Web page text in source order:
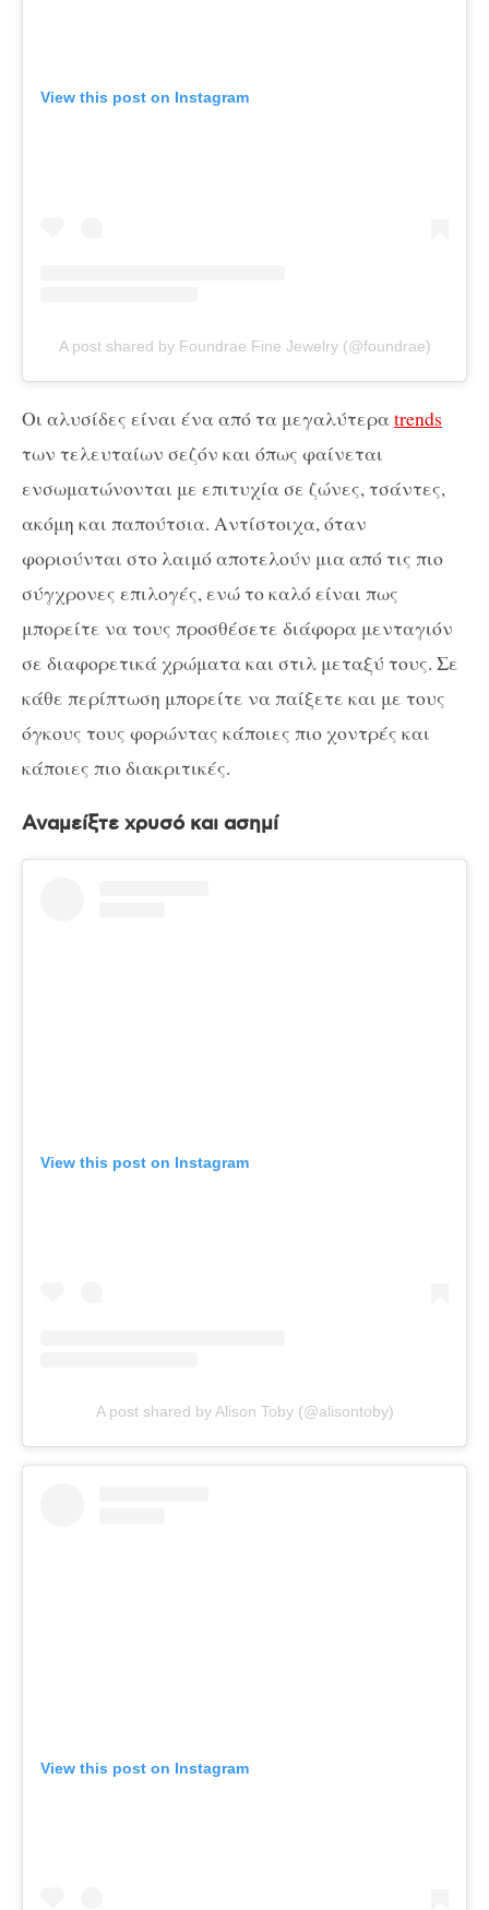
View this post on Instagram
A post shared by Foundrae Fine Jewelry (@foundrae)
Οι αλυσίδες είναι ένα από τα μεγαλύτεραtrends
των τελευταίων σεζόν και όπως φαίνεται
ενσωματώνονται με επιτυχία σε ζώνες, τσάντες,
ακόμη και παπούτσια. Αντίστοιχα, όταν
φοριούνται στο λαιμό αποτελούν μια από τις πιο
σύγχρονες επιλογές, ενώ το καλό είναι πως
μπορείτε να τους προσθέσετε διάφορα μενταγιόν
σε διαφορετικά χρώματα και στιλ μεταξύ τους. Σε
κάθε περίπτωση μπορείτε να παίξετε και με τους
όγκους τους φορώντας κάποιες πιο χοντρές και
κάποιες πιο διακριτικές.
Αναμείξτε χρυσό και ασημί
View this post on Instagram
A post shared by Alison Toby (@alisontoby)
View this post on Instagram